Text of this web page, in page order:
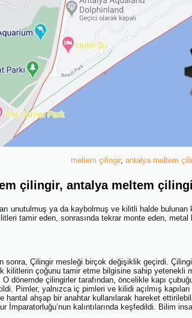
meltem çilingir, antalya meltem
çilingir, antalya meltem
unutulmuş ya da kaybolmuş ve kilitli halde
tamir eden, sonrasında tekrar monte eden,
Çilingir mesleği birçok değişiklik geçirdi.
kilitlerin çoğunu tamir etme bilgisine sahip yetenekli
O dönemde çilingirler tarafından, öncelikle kapı
Pimler, yalnızca iç pimleri ve kilidi açılmış
hantal ahşap bir anahtar kullanılarak hareket
İmparatorluğu’nun kalıntılarında keşfedildi. Bilim